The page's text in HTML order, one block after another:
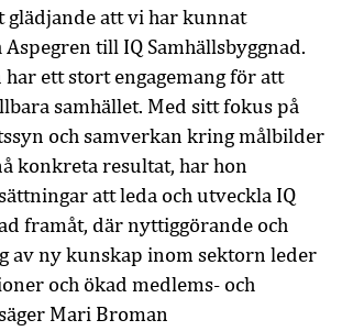
glädjande att vi har kunnat
till IQ Samhällsbyggnad.
har ett stort engagemang för att
samhället. Med sitt fokus på
och samverkan kring målbilder
konkreta resultat, har hon
att leda och utveckla IQ
framåt, där nyttiggörande och
av ny kunskap inom sektorn leder
och ökad medlems- och
Mari Broman